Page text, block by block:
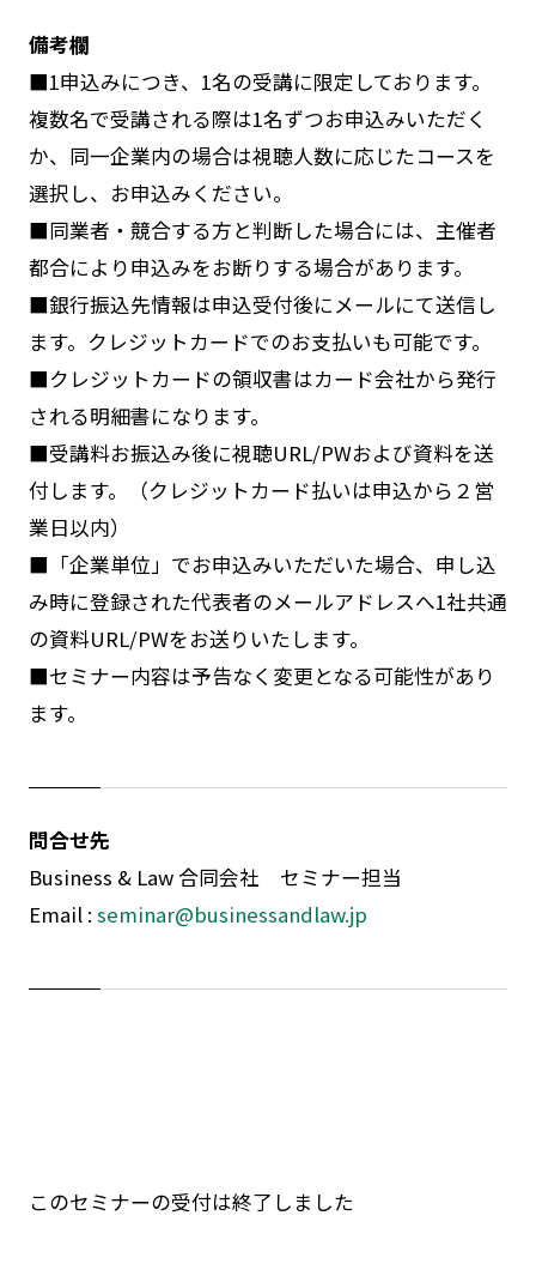
備考欄
■1申込みにつき、1名の受講に限定しております。
複数名で受講される際は1名ずつお申込みいただく
か、同一企業内の場合は視聴人数に応じたコースを
選択し、お申込みください。
■同業者・競合する方と判断した場合には、主催者
都合により申込みをお断りする場合があります。
■銀行振込先情報は申込受付後にメールにて送信し
ます。クレジットカードでのお支払いも可能です。
■クレジットカードの領収書はカード会社から発行
される明細書になります。
■受講料お振込み後に視聴URL/PWおよび資料を送
付します。（クレジットカード払いは申込から２営
業日以内）
■「企業単位」でお申込みいただいた場合、申し込
み時に登録された代表者のメールアドレスへ1社共通
の資料URL/PWをお送りいたします。
■セミナー内容は予告なく変更となる可能性があり
ます。
問合せ先
Business & Law 合同会社 セミナー担当
Email : seminar@businessandlaw.jp
このセミナーの受付は終了しました